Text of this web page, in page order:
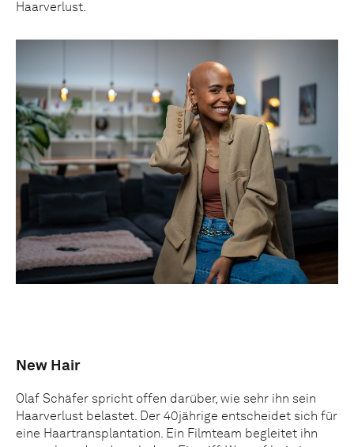
Haarverlust.
New Hair
Olaf Schäfer spricht offen darüber, wie sehr ihn sein
Haarverlust belastet. Der 40jährige entscheidet sich für
eine Haartransplantation. Ein Filmteam begleitet ihn